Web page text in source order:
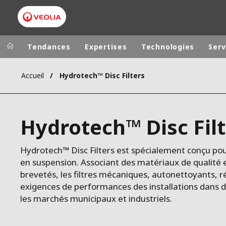
Dans le monde
AMÉRIQUE
AUSTRALIE
BELGIQUE
CANADA
Tendances Expertises Technologies
Accueil Hydrotech™ Disc Filters
Hydrotech™ Disc
Hydrotech™ Disc Filters est spécialement conçu
en suspension. Associant des matériaux de qualité
brevetés, les filtres mécaniques, autonettoyants,
exigences de performances des installations dans
les marchés municipaux et industriels.